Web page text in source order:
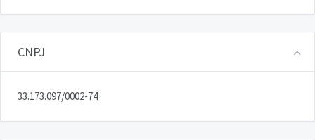
CNPJ
33.173.097/0002-74